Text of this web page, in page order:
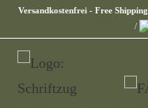
Versandkostenfrei - Free Shipping
/